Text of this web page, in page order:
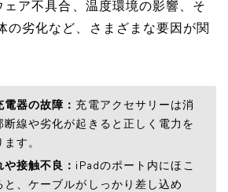
ア不具合、温度環境の影響、そ
の劣化など、さまざまな要因が関
器の故障： 充電アクセサリーは消
断線や劣化が起きると正しく電力を
す。
接触不良： iPadのポート内にほこ
と、ケーブルがしっかり差し込め